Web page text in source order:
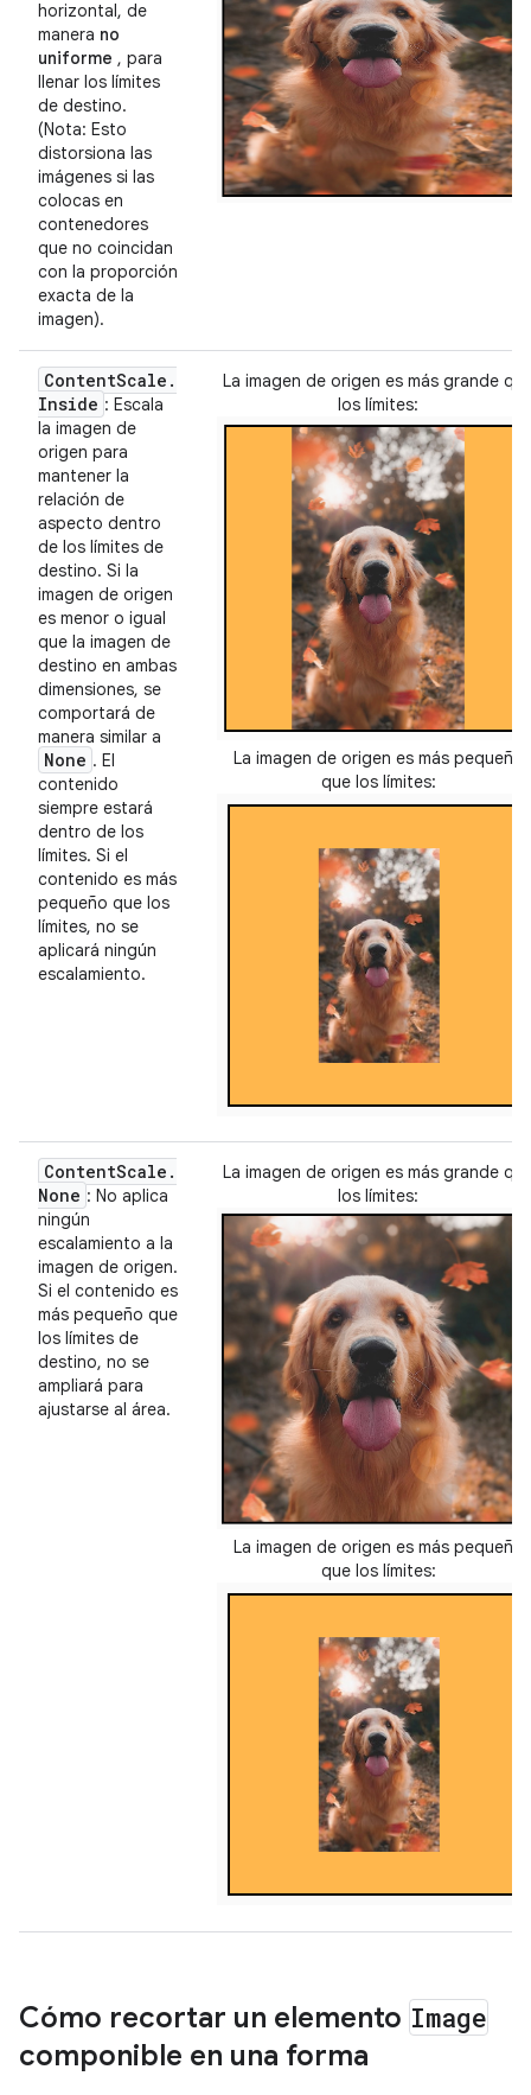
horizontal, de
manera no
uniforme , para
llenar los límites
de destino.
(Nota: Esto
distorsiona las
imágenes si las
colocas en
contenedores
que no coincidan
con la proporción
exacta de la
imagen).
ContentScale .
Inside : Escala
la imagen de
origen para
mantener la
relación de
aspecto dentro
de los límites de
destino. Si la
imagen de origen
es menor o igual
que la imagen de
destino en ambas
dimensiones, se
comportará de
manera similar a
None . El
contenido
siempre estará
dentro de los
límites. Si el
contenido es más
pequeño que los
límites, no se
aplicará ningún
escalamiento.
La imagen de origen es más grande
los límites:
La imagen de origen es más pequeña
que los límites:
ContentScale .
None : No aplica
ningún
escalamiento a la
imagen de origen.
Si el contenido es
más pequeño que
los límites de
destino, no se
ampliará para
ajustarse al área.
La imagen de origen es más grande
los límites:
La imagen de origen es más pequeña
que los límites:
Cómo recortar un elemento Image
componible en una forma